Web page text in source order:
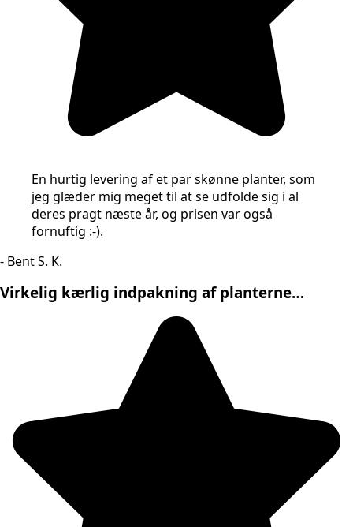
En hurtig levering af et par skønne planter, som
jeg glæder mig meget til at se udfolde sig i al
deres pragt næste år, og prisen var også
fornuftig :-).
- Bent S. K.
Virkelig kærlig indpakning af planterne…